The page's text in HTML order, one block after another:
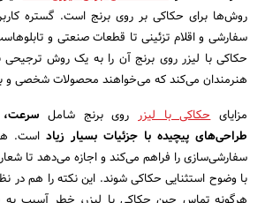
روش‌ها برای حکاکی بر روی برنج است. گستره
سفارشی و اقلام تزئینی تا قطعات صنعتی و
حکاکی با لیزر روی برنج آن را به یک روش
هنرمندان می‌کند که می‌خواهند محصولات شخصی و
مزایایحکاکی با لیزرروی برنج شامل سرعت،
طراحی‌های پیچیده با جزئیات بسیار زیاد است.
سفارشی‌سازی را فراهم می‌کند و اجازه می‌دهد تا
با وضوح استثنایی حکاکی شوند. این نکته را هم در